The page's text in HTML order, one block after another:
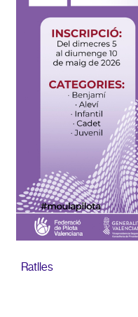
Ratlles